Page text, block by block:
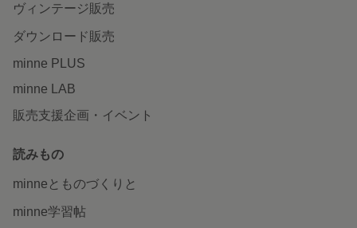
ヴィンテージ販売
ダウンロード販売
minne PLUS
minne LAB
販売支援企画・イベント
読みもの
minneとものづくりと
minne学習帖